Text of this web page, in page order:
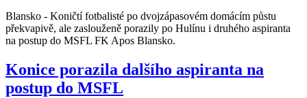
Blansko - Koničtí fotbalisté po dvojzápasovém domácím půstu
překvapivě, ale zaslouženě porazily po Hulínu i druhého aspiranta
na postup do MSFL FK Apos Blansko.
Konice porazila dalšího aspiranta na
postup do MSFL